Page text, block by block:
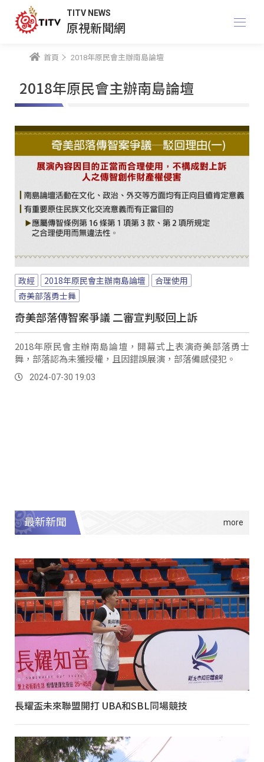
TITV NEWS
原視新聞網
首頁 2018年原民會主辦南島論壇
2018年原民會主辦南島論壇
政經 2018年原民會主辦南島論壇
合理使用
奇美部落勇士舞
奇美部落傳智案爭議 二審宣判駁回上訴
2018年原民會主辦南島論壇，開幕式上表演奇美部落勇士
舞，部落認為未獲授權，且因錯誤展演，部落備感侵犯。
2024-07-30 19:03
最新新聞
長耀盃未來聯盟開打 UBA和SBL同場競技